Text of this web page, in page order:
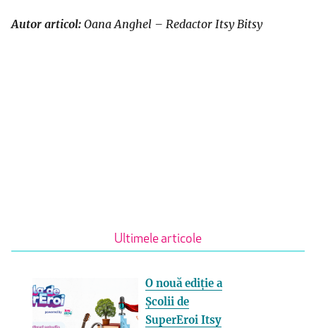
Autor articol: Oana Anghel – Redactor Itsy Bitsy
Ultimele articole
O nouă ediție a
Școlii de
SuperEroi Itsy